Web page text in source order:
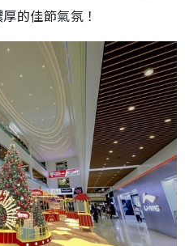
的佳節氣氛！